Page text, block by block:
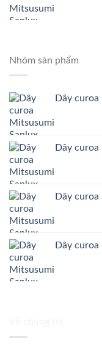
Nhóm sản phẩm
Dây
Dây
Dây
Dây